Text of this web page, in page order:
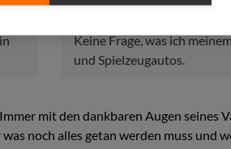
Keine Frage, was ich
und Spielzeugautos.
mit den dankbaren Augen seines
noch alles getan werden muss und